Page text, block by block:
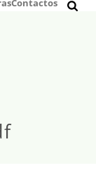
Contactos